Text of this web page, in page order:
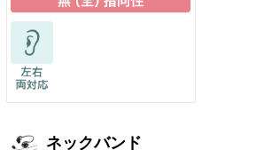
ネックバンド